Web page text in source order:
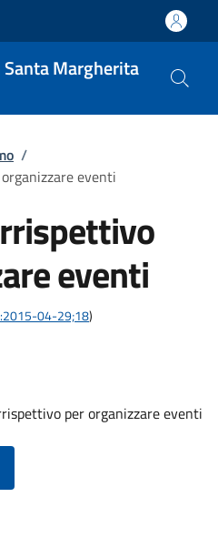
Santa Margherita
/
eventi
eventi
04-29;18)
per organizzare eventi